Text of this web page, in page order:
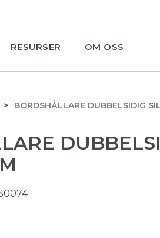
RESURSER OM OSS
BORDSHÅLLARE DUBBELSIDIG